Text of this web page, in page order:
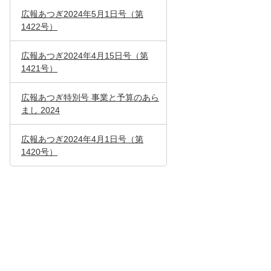
広報あつぎ2024年5月1日号（第
1422号）
広報あつぎ2024年4月15日号（第
1421号）
広報あつぎ特別号 事業と予算のあら
まし 2024
広報あつぎ2024年4月1日号（第
1420号）